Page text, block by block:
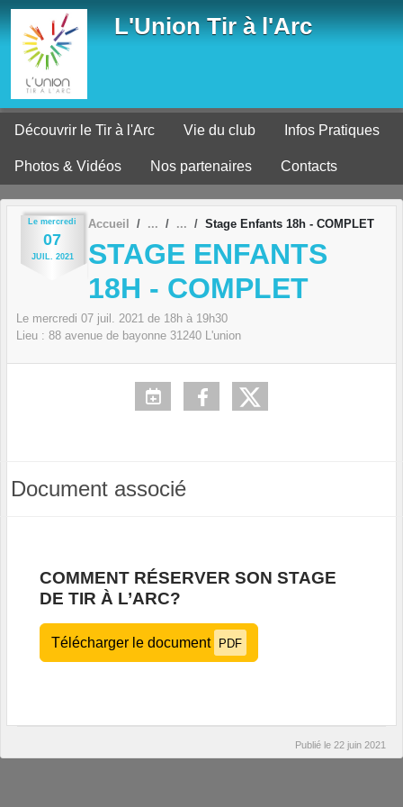
L'Union Tir à l'Arc
Découvrir le Tir à l'Arc Vie du club Infos Pratiques
Photos & Vidéos Nos partenaires Contacts
Le mercredi
07
JUIL. 2021
Accueil Stage Enfants 18h - COMPLET
STAGE ENFANTS
18H - COMPLET
Le mercredi 07 juil. 2021 de 18h à 19h30
Lieu : 88 avenue de bayonne 31240 L'union
Document associé
COMMENT RÉSERVER SON STAGE
DE TIR À L’ARC?
Télécharger le document PDF
Publié le 22 juin 2021
Panneau de gestion des cookies